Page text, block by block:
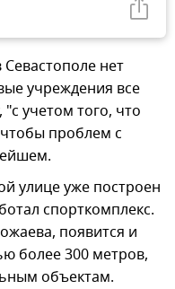
нет
учреждения все
"с учетом того, что
проблем с
улице уже построен
спорткомплекс.
появится и
более 300 метров,
объектам.